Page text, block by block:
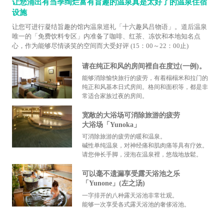
让您涌出有当季绚烂富有旨趣的温泉真是太好了的温泉住宿
设施
让您可进行凝结旨趣的馆内温泉巡礼「十六趣风吕物语」。道后温泉
唯一的「免费饮料专区」内准备了咖啡、红茶、冻饮和本地知名点
心，作为能够尽情谈笑的空间而大受好评 (15：00～22：00止)
请在纯正和风的房间裡自在度过(一例)。
能够消除愉快旅行的疲劳，有着榻榻米和拉门的
纯正和风基本日式房间。格间和面积等，都是非
常适合家族过夜的房间。
宽敞的大浴场可消除旅游的疲劳
大浴场「Yunoka」
可消除旅游的疲劳的暖和温泉。
碱性单纯温泉，对神经痛和肌肉痛等具有疗效。
请您伸长手脚，浸泡在温泉裡，悠哉地放鬆。
可以毫不遗漏享受露天浴池之乐
「Yunone」(左之汤)
一字排开的八种露天浴池非常壮观。
能够一次享受各式露天浴池的奢侈浴池。